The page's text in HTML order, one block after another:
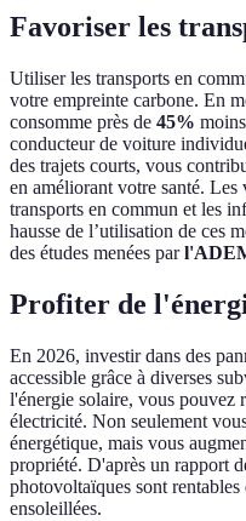
Favoriser les
Utiliser les transports en
votre empreinte carbone. En
consomme près de 45%
conducteur de voiture
des trajets courts, vous
en améliorant votre santé.
transports en commun et les
hausse de l’utilisation de ces
des études menées par
Profiter de
En 2026, investir dans des
accessible grâce à diverses
l'énergie solaire, vous pouvez
électricité. Non seulement
énergétique, mais vous
propriété. D'après un rapport
photovoltaïques sont rentables
ensoleillées.